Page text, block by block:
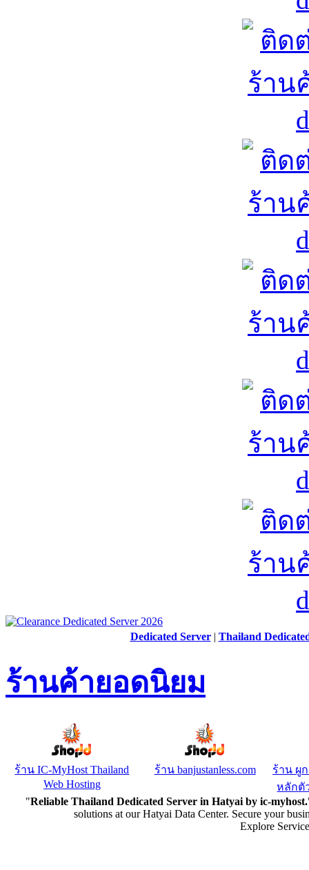
Dedicated Server|Thailand
ร้านค้ายอดนิยม
ร้าน IC-MyHost Thailand
Web Hosting
ร้าน banjustanless.com
ร้าน ผู
หลักตั
Reliable Thailand Dedicated Server in Hatyai by ic-myhost.
solutions at our Hatyai Data Center. Secure your
Explore